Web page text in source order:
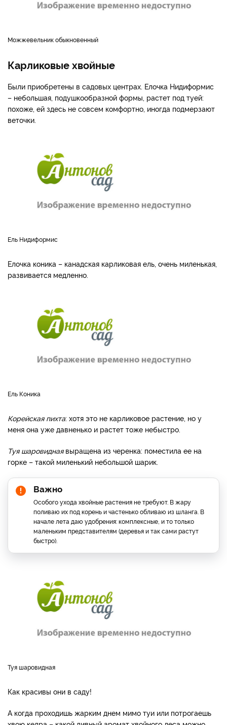
Можжевельник обыкновенный
Карликовые хвойные
Были приобретены в садовых центрах. Елочка Нидиформис
– небольшая, подушкообразной формы, растет под туей:
похоже, ей здесь не совсем комфортно, иногда подмерзают
веточки.
Ель Нидиформис
Елочка коника – канадская карликовая ель, очень миленькая,
развивается медленно.
Ель Коника
Корейская пихта: хотя это не карликовое растение, но у
меня она уже давненько и растет тоже небыстро.
Туя шаровиднаявыращена из черенка: поместила ее на
горке – такой миленький небольшой шарик.
Важно
Особого ухода хвойные растения не требуют. В жару
поливаю их под корень и частенько обливаю из шланга. В
начале лета даю удобрения: комплексные, и то только
маленьким представителям (деревья и так сами растут
быстро).
Туя шаровидная
Как красивы они в саду!
А когда проходишь жарким днем мимо туи или потрогаешь